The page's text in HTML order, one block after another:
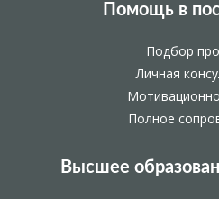
Помощь в
Подбор
Личная
Полное
Высшее